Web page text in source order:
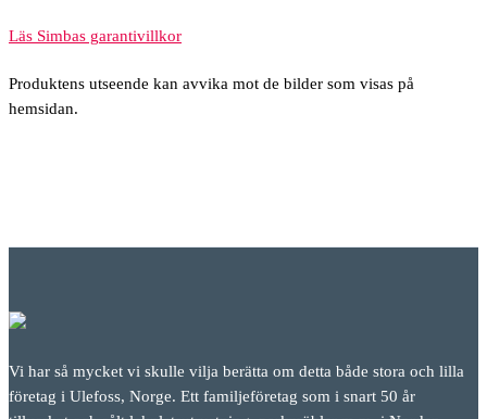
Läs Simbas garantivillkor
Produktens utseende kan avvika mot de bilder som visas på
hemsidan.
Vi har så mycket vi skulle vilja berätta om detta både stora och lilla
företag i Ulefoss, Norge. Ett familjeföretag som i snart 50 år